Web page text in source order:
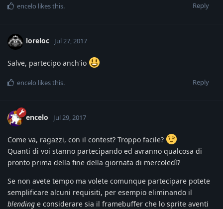
Reply
encelo likes this.
loreloc Jul 27, 2017
Salve, partecipo anch'io
Reply
encelo likes this.
encelo Jul 29, 2017
Come va, ragazzi, con il contest? Troppo facile?
Quanti di voi stanno partecipando ed avranno qualcosa di
pronto prima della fine della giornata di mercoledì?
Se non avete tempo ma volete comunque partecipare potete
semplificare alcuni requisiti, per esempio eliminando il
blending e considerare sia il framebuffer che lo sprite aventi